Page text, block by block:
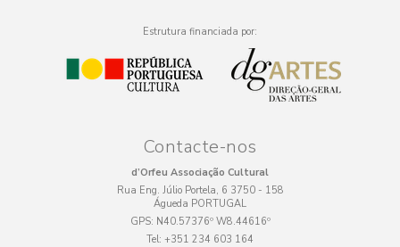
Estrutura financiada por:
Contacte-nos
d’Orfeu Associação Cultural
Rua Eng. Júlio Portela, 6 3750 - 158
Águeda PORTUGAL
GPS: N40.57376º W8.44616º
Tel: +351 234 603 164